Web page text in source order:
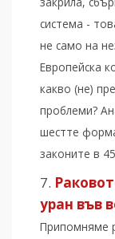
система -
не само на
Европейска
какво (не)
проблеми?
шестте
законите в
уран във
Припомняме